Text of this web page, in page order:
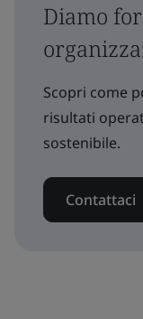
Diamo
Scopri come
risultati
sostenibile.
Contattaci